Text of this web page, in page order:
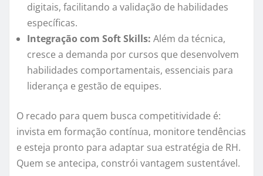
digitais, facilitando a validação de habilidades
específicas.
Integração com Soft Skills: Além da técnica,
cresce a demanda por cursos que desenvolvem
habilidades comportamentais, essenciais para
liderança e gestão de equipes.
O recado para quem busca competitividade é:
invista em formação contínua, monitore tendências
e esteja pronto para adaptar sua estratégia de RH.
Quem se antecipa, constrói vantagem sustentável.